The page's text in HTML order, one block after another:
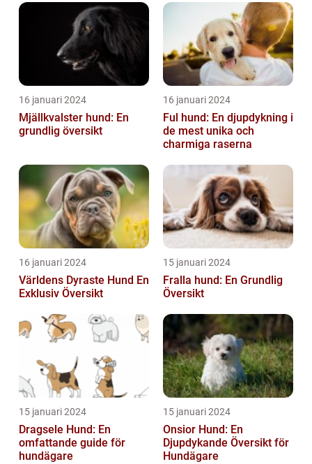
16 januari 2024
Mjällkvalster hund: En
grundlig översikt
16 januari 2024
Ful hund: En djupdykning i
de mest unika och
charmiga raserna
16 januari 2024
Världens Dyraste Hund En
Exklusiv Översikt
15 januari 2024
Fralla hund: En Grundlig
Översikt
15 januari 2024
Dragsele Hund: En
omfattande guide för
hundägare
15 januari 2024
Onsior Hund: En
Djupdykande Översikt för
Hundägare